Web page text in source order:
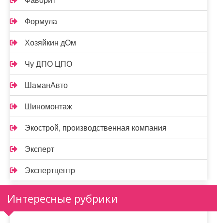
Формула
Хозяйкин дОм
Чу ДПО ЦПО
ШаманАвто
Шиномонтаж
Экострой, производственная компания
Эксперт
Экспертцентр
Интересные рубрики